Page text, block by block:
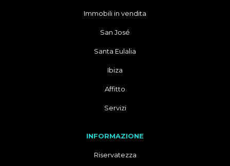
Immobili in vendita
San José
Santa Eulalia
Ibiza
Affitto
Servizi
INFORMAZIONE
Riservatezza